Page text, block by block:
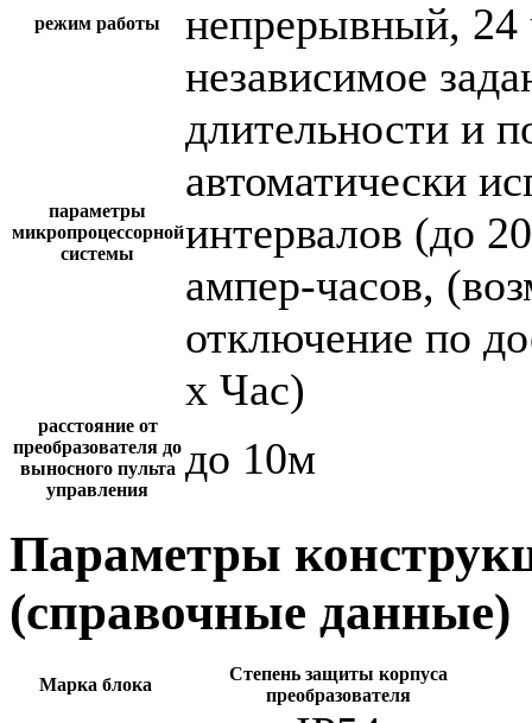
режим работы непрерывный, 24
параметры
микропроцессорной
системы
независимое
длительности и
автоматически
интервалов (до
ампер-часов,
отключение по
х Час)
расстояние от
преобразователя до
выносного пульта
управления
до 10м
Параметры
(справочные данные)
Марка блока
Степень защиты корпуса
преобразователя